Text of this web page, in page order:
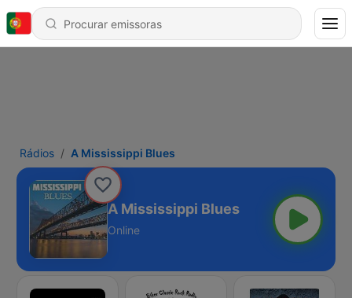
Rádios A Mississippi Blues
A Mississippi Blues
Online